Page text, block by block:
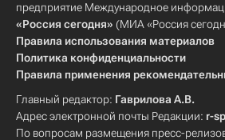
предприятие Международное
«Россия сегодня» (МИА «Россия
Правила использования материалов
Политика конфиденциальности
Правила применения
Главный редактор: Гаврилова А.В.
Адрес электронной почты Редакции: r-
По вопросам размещения пресс-